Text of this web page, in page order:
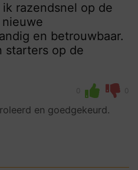
razendsnel op de
en betrouwbaar.
starters op de
0 0
en goedgekeurd.